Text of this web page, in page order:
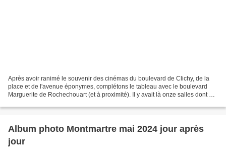
Après avoir ranimé le souvenir des cinémas du boulevard de Clichy, de la
place et de l'avenue éponymes, complétons le tableau avec le boulevard
Marguerite de Rochechouart (et à proximité). Il y avait là onze salles dont ne
Album photo Montmartre mai 2024 jour après
jour